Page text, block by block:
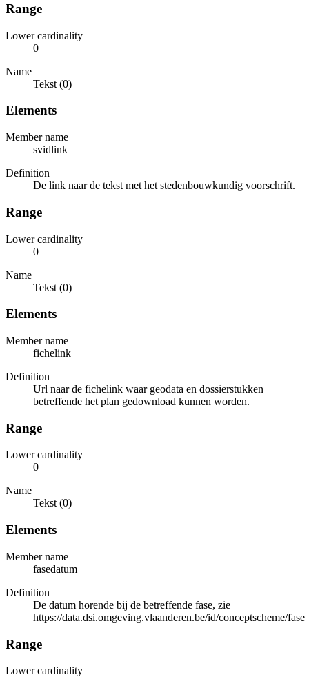
Range
Lower cardinality
0
Name
Tekst (0)
Elements
Member name
svidlink
Definition
De link naar de tekst met het stedenbouwkundig voorschrift.
Range
Lower cardinality
0
Name
Tekst (0)
Elements
Member name
fichelink
Definition
Url naar de fichelink waar geodata en dossierstukken
betreffende het plan gedownload kunnen worden.
Range
Lower cardinality
0
Name
Tekst (0)
Elements
Member name
fasedatum
Definition
De datum horende bij de betreffende fase, zie
https://data.dsi.omgeving.vlaanderen.be/id/conceptscheme/fase
Range
Lower cardinality